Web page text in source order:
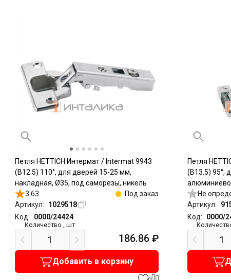
Петля HETTICH Интермат / Intermat 9943
(B12.5) 110°, для дверей 15-25 мм,
накладная, Ø35, под саморезы, никель
3.63
Под заказ
Артикул:
1029518
Код:
0000/24424
Количество шт
186.86 ₽
Добавить в корзину
Петля
(B13.5) 95°,
накладная,
Не
Артикул:
Код:
0000/